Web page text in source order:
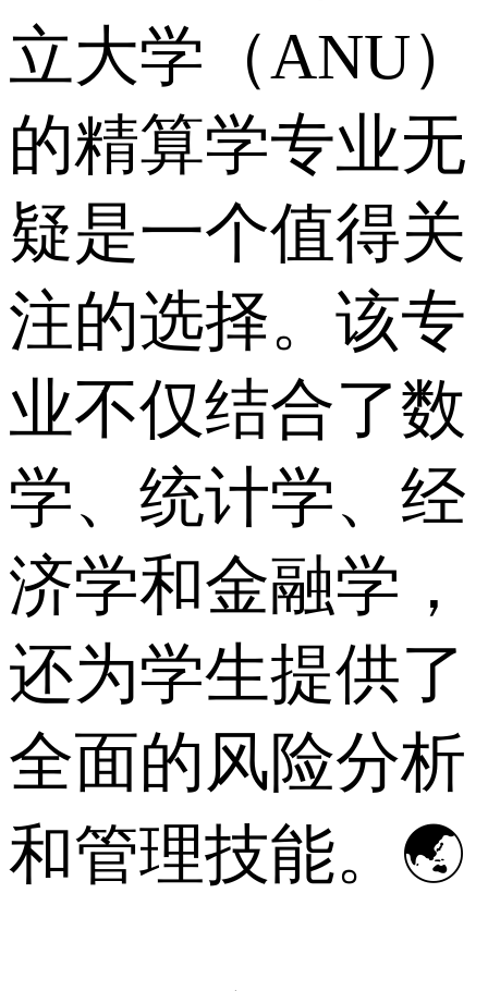
立大学（ANU）
的精算学专业无
疑是一个值得关
注的选择。该专
业不仅结合了数
学、统计学、经
济学和金融学，
还为学生提供了
全面的风险分析
和管理技能。🌏